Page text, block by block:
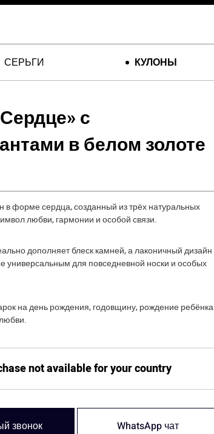
СЕРЬГИ КУЛОНЫ
с
в белом золоте
в форме сердца, созданный из трёх натуральных
любви, гармонии и особой связи.
дополняет блеск камней, а лаконичный дизайн
универсальным для повседневной носки и особых
на день рождения, годовщину, рождение ребёнка
not available for your country
звонок WhatsApp чат